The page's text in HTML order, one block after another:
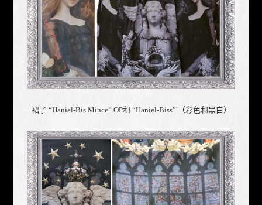
裙子 “Haniel-Bis Mince” OP和 “Haniel-Biss” （彩色和黑白）